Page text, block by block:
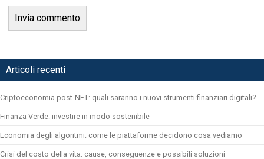
Articoli recenti
Criptoeconomia post-NFT: quali saranno i nuovi strumenti finanziari digitali?
Finanza Verde: investire in modo sostenibile
Economia degli algoritmi: come le piattaforme decidono cosa vediamo
Crisi del costo della vita: cause, conseguenze e possibili soluzioni